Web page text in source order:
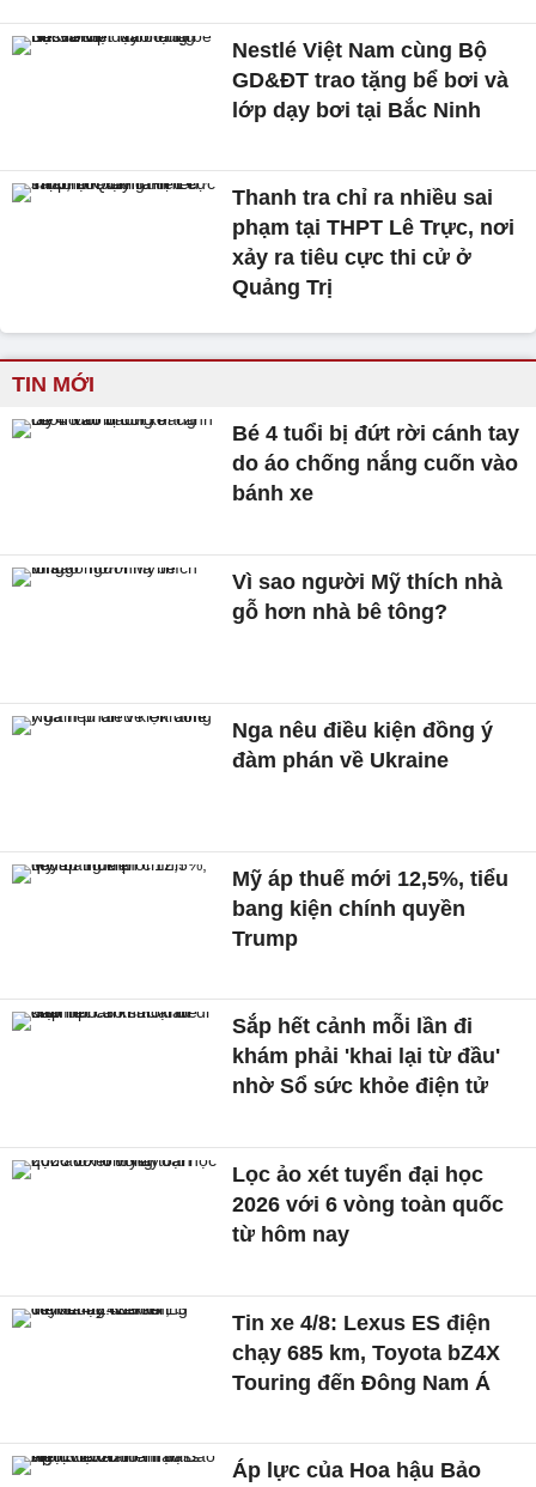
Nestlé Việt Nam cùng Bộ
GD&ĐT trao tặng bể bơi và
lớp dạy bơi tại Bắc Ninh
Thanh tra chỉ ra nhiều sai
phạm tại THPT Lê Trực, nơi
xảy ra tiêu cực thi cử ở
Quảng Trị
TIN MỚI
Bé 4 tuổi bị đứt rời cánh tay
do áo chống nắng cuốn vào
bánh xe
Vì sao người Mỹ thích nhà
gỗ hơn nhà bê tông?
Nga nêu điều kiện đồng ý
đàm phán về Ukraine
Mỹ áp thuế mới 12,5%, tiểu
bang kiện chính quyền
Trump
Sắp hết cảnh mỗi lần đi
khám phải 'khai lại từ đầu'
nhờ Sổ sức khỏe điện tử
Lọc ảo xét tuyển đại học
2026 với 6 vòng toàn quốc
từ hôm nay
Tin xe 4/8: Lexus ES điện
chạy 685 km, Toyota bZ4X
Touring đến Đông Nam Á
Áp lực của Hoa hậu Bảo